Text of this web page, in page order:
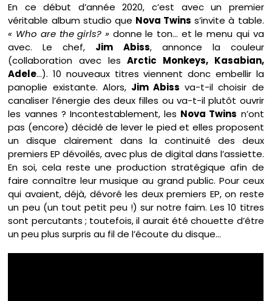
En ce début d’année 2020, c’est avec un premier
véritable album studio que Nova Twins s’invite à table.
« Who are the girls? »donne le ton… et le menu qui va
avec. Le chef, Jim Abiss, annonce la couleur
(collaboration avec lesArctic Monkeys, Kasabian,
Adele…). 10 nouveaux titres viennent donc embellir la
panoplie existante. Alors, Jim Abiss va-t-il choisir de
canaliser l’énergie des deux filles ou va-t-il plutôt ouvrir
les vannes ? Incontestablement, les Nova Twins n’ont
pas (encore) décidé de lever le pied et elles proposent
un disque clairement dans la continuité des deux
premiers EP dévoilés, avec plus de digital dans l’assiette.
En soi, cela reste une production stratégique afin de
faire connaître leur musique au grand public. Pour ceux
qui avaient, déjà, dévoré les deux premiers EP, on reste
un peu (un tout petit peu !) sur notre faim. Les 10 titres
sont percutants ; toutefois, il aurait été chouette d’être
un peu plus surpris au fil de l’écoute du disque…